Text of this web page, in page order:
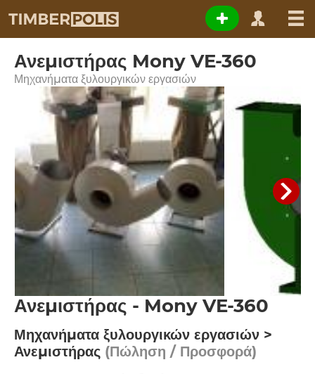
Ανεμιστήρας Mony VE-360
Μηχανήματα ξυλουργικών εργασιών
Ανεμιστήρας - Mony VE-360
Μηχανήματα ξυλουργικών εργασιών >
Ανεμιστήρας (Πώληση / Προσφορά)